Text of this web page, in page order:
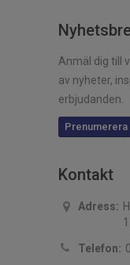
Anmäl dig till
av nyheter,
erbjudanden.
Prenumerera
Kontakt
Adress:
Telefon: